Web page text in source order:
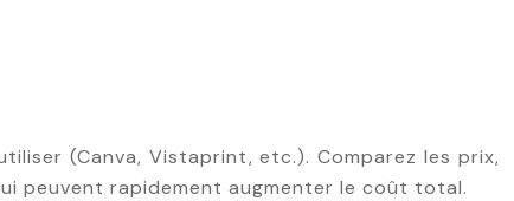
(Canva, Vistaprint, etc.). Comparez les prix,
peuvent rapidement augmenter le coût total.